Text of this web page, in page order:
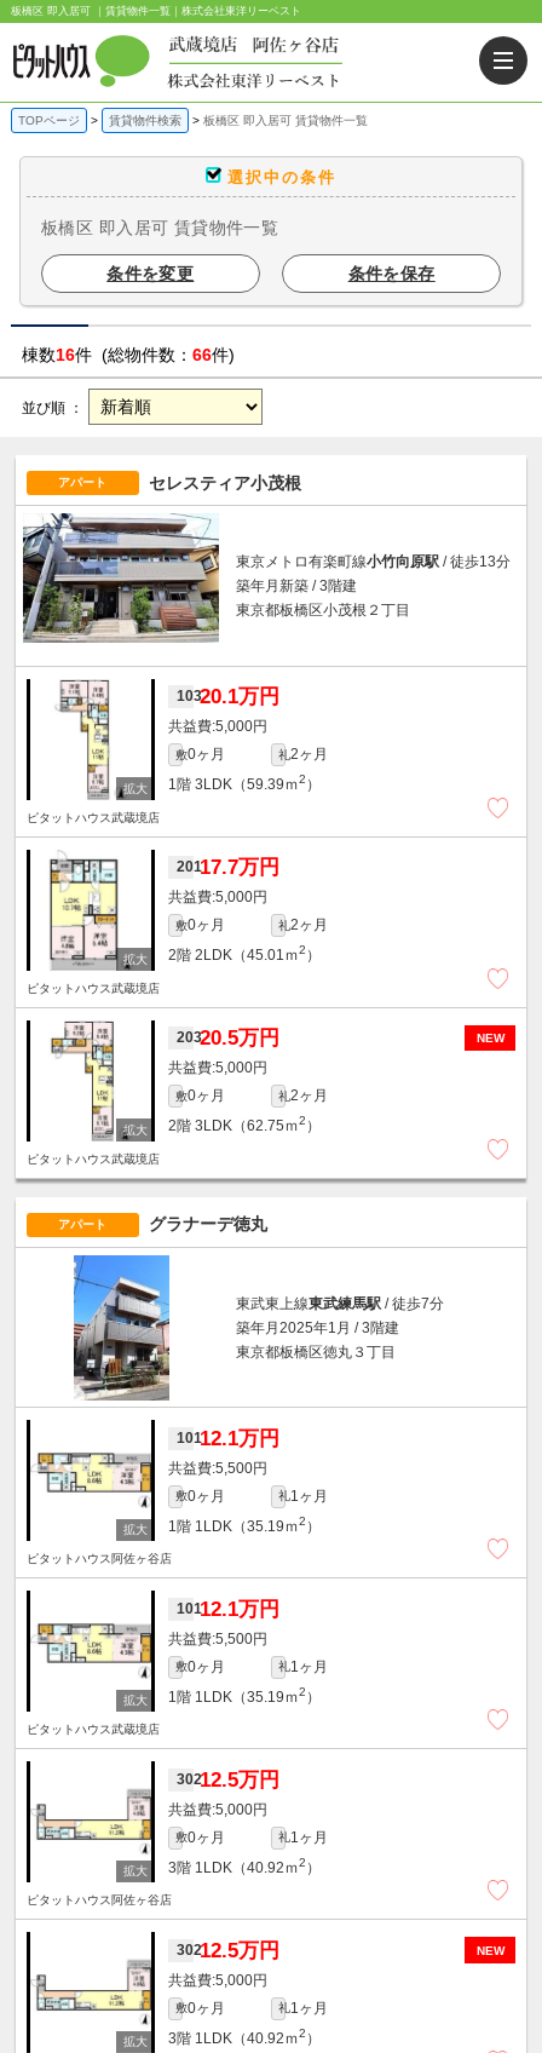
板橋区 即入居可 ｜賃貸物件一覧｜株式会社東洋リーベスト
TOPページ 賃貸物件検索 板橋区 即入居可 賃貸物件一覧
選択中の条件
板橋区 即入居可 賃貸物件一覧
条件を変更 条件を保存
棟数16件 (総物件数： 66件)
並び順 ：
アパート セレスティア小茂根
東京メトロ有楽町線小竹向原駅 / 徒歩13分
築年月新築 / 3階建
東京都板橋区小茂根２丁目
10320.1万円
5,000円
敷0ヶ月 礼2ヶ月
1階 3LDK（59.39ｍ2 ）
ピタットハウス武蔵境店
20117.7万円
5,000円
敷0ヶ月 礼2ヶ月
2階 2LDK（45.01ｍ2 ）
ピタットハウス武蔵境店
NEW
20320.5万円
5,000円
敷0ヶ月 礼2ヶ月
2階 3LDK（62.75ｍ2 ）
ピタットハウス武蔵境店
アパート グラナーデ徳丸
東武東上線東武練馬駅 / 徒歩7分
築年月2025年1月 / 3階建
東京都板橋区徳丸３丁目
10112.1万円
5,500円
敷0ヶ月 礼1ヶ月
1階 1LDK（35.19ｍ2 ）
ピタットハウス阿佐ヶ谷店
10112.1万円
5,500円
敷0ヶ月 礼1ヶ月
1階 1LDK（35.19ｍ2 ）
ピタットハウス武蔵境店
30212.5万円
5,000円
敷0ヶ月 礼1ヶ月
3階 1LDK（40.92ｍ2 ）
ピタットハウス阿佐ヶ谷店
NEW
30212.5万円
5,000円
敷0ヶ月 礼1ヶ月
3階 1LDK（40.92ｍ2 ）